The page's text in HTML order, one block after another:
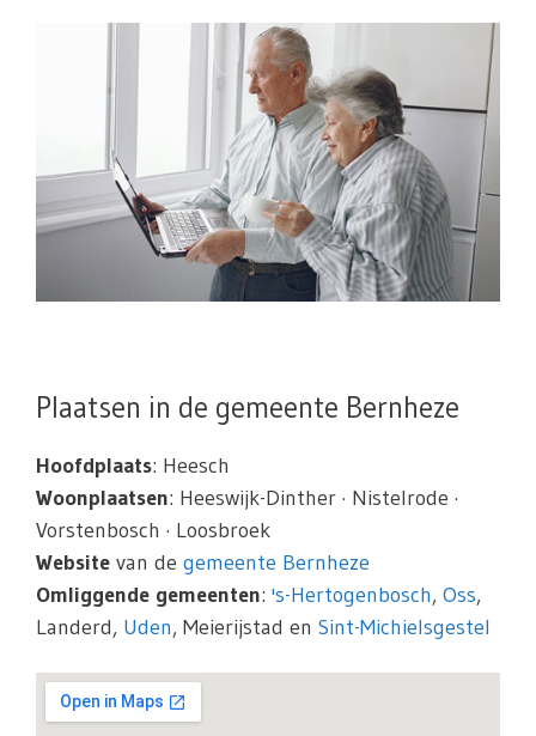
Plaatsen in de gemeente Bernheze
Hoofdplaats: Heesch
Woonplaatsen: Heeswijk-Dinther · Nistelrode ·
Vorstenbosch · Loosbroek
Website van de gemeente Bernheze
Omliggende gemeenten: 's-Hertogenbosch, Oss,
Landerd, Uden, Meierijstad en Sint-Michielsgestel